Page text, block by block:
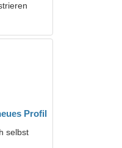
Profil
selbst